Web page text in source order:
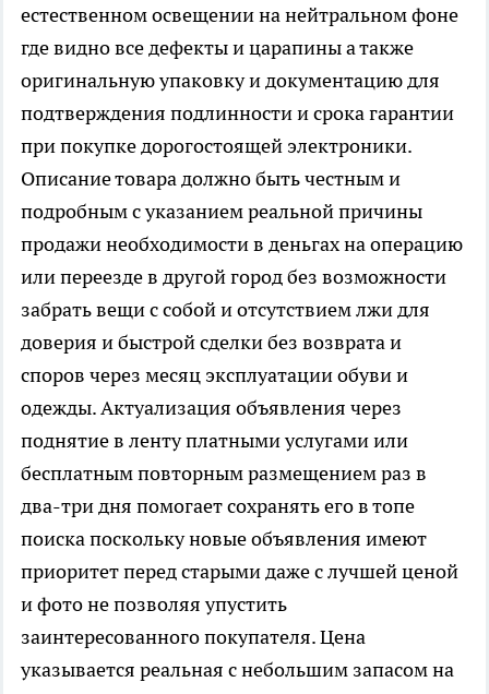
естественном освещении на нейтральном фоне
где видно все дефекты и царапины а также
оригинальную упаковку и документацию для
подтверждения подлинности и срока гарантии
при покупке дорогостоящей электроники.
Описание товара должно быть честным и
подробным с указанием реальной причины
продажи необходимости в деньгах на операцию
или переезде в другой город без возможности
забрать вещи с собой и отсутствием лжи для
доверия и быстрой сделки без возврата и
споров через месяц эксплуатации обуви и
одежды. Актуализация объявления через
поднятие в ленту платными услугами или
бесплатным повторным размещением раз в
два-три дня помогает сохранять его в топе
поиска поскольку новые объявления имеют
приоритет перед старыми даже с лучшей ценой
и фото не позволяя упустить
заинтересованного покупателя. Цена
указывается реальная с небольшим запасом на